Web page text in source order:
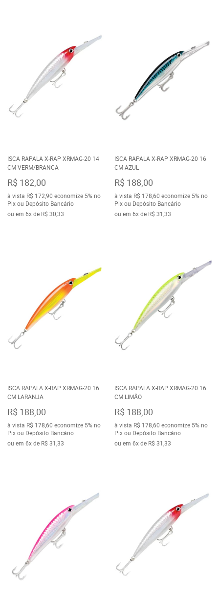
ISCA RAPALA X-RAP XRMAG-20 14
CM VERM/BRANCA
R$ 182,00
à vista R$ 172,90 economize 5%no
Pix ou Depósito Bancário
ou em 6xde R$ 30,33
ISCA RAPALA X-RAP XRMAG-20 16
CM AZUL
R$ 188,00
à vista R$ 178,60 economize 5%no
Pix ou Depósito Bancário
ou em 6xde R$ 31,33
ISCA RAPALA X-RAP XRMAG-20 16
CM LARANJA
R$ 188,00
à vista R$ 178,60 economize 5%no
Pix ou Depósito Bancário
ou em 6xde R$ 31,33
ISCA RAPALA X-RAP XRMAG-20 16
CM LIMÃO
R$ 188,00
à vista R$ 178,60 economize 5%no
Pix ou Depósito Bancário
ou em 6xde R$ 31,33